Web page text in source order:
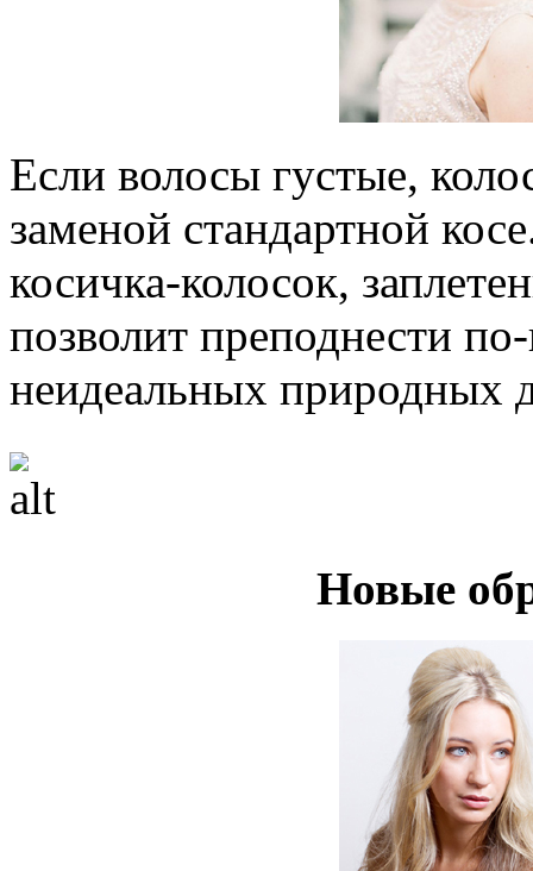
Если волосы густые,
заменой стандартной
косичка-колосок,
позволит преподнести
неидеальных природных
Новые